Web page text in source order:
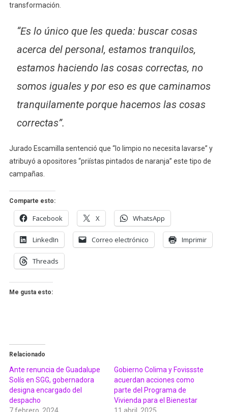
transformación.
“Es lo único que les queda: buscar cosas
acerca del personal, estamos tranquilos,
estamos haciendo las cosas correctas, no
somos iguales y por eso es que caminamos
tranquilamente porque hacemos las cosas
correctas”.
Jurado Escamilla sentenció que “lo limpio no necesita lavarse” y
atribuyó a opositores “priístas pintados de naranja” este tipo de
campañas.
Comparte esto:
Facebook X WhatsApp
LinkedIn Correo electrónico Imprimir
Threads
Me gusta esto:
Relacionado
Ante renuncia de Guadalupe
Solís en SGG, gobernadora
designa encargado del
despacho
7 febrero, 2024
Gobierno Colima y Fovissste
acuerdan acciones como
parte del Programa de
Vivienda para el Bienestar
11 abril, 2025